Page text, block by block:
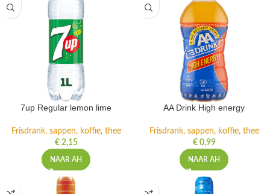
7up Regular lemon lime
Frisdrank, sappen, koffie, thee
€2,15
NAAR AH
AA Drink High energy
Frisdrank, sappen, koffie, thee
€0,99
NAAR AH